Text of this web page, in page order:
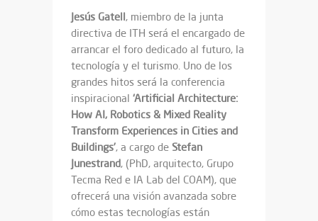
Jesús Gatell, miembro de la junta
directiva de ITH será el encargado de
arrancar el foro dedicado al futuro, la
tecnología y el turismo. Uno de los
grandes hitos será la conferencia
inspiracional ‘Artificial Architecture:
How AI, Robotics & Mixed Reality
Transform Experiences in Cities and
Buildings’, a cargo de Stefan
Junestrand, (PhD, arquitecto, Grupo
Tecma Red e IA Lab del COAM), que
ofrecerá una visión avanzada sobre
cómo estas tecnologías están